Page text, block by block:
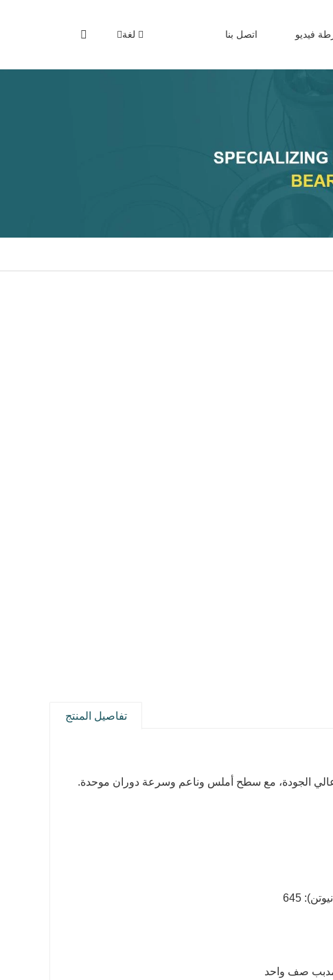
فيديو اتصل بنا لغة
تفاصيل المنتج
عالي الجودة، مع سطح أملس وناعم وسرعة دوران موحدة.